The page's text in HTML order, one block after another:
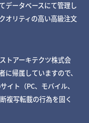
データベースにて管理し
オリティの高い高級注文
トアーキテクツ株式会
帰属していますので、
イト（PC、モバイル、
複写転載の行為を固く